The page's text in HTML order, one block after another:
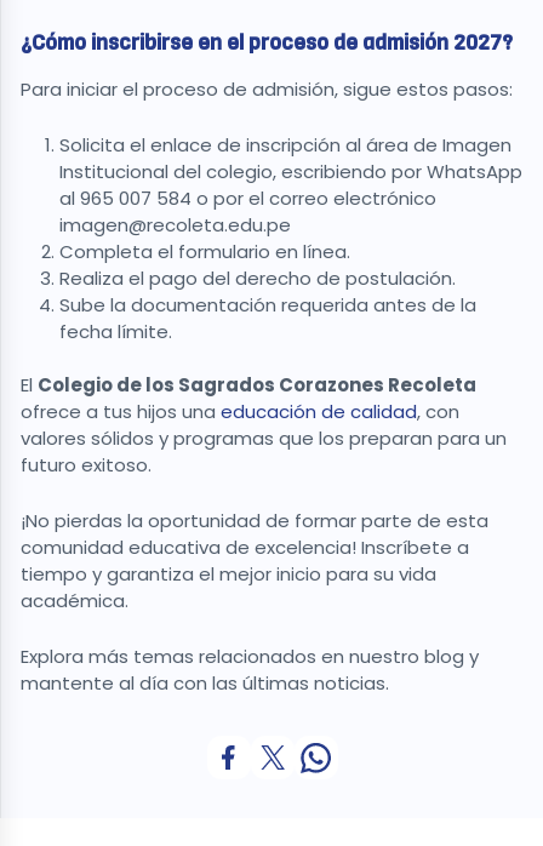
¿Cómo inscribirse en el proceso de admisión 2027?
Para iniciar el proceso de admisión, sigue estos pasos:
Solicita el enlace de inscripción al área de Imagen
Institucional del colegio, escribiendo por WhatsApp
al 965 007 584 o por el correo electrónico
imagen@recoleta.edu.pe
Completa el formulario en línea.
Realiza el pago del derecho de postulación.
Sube la documentación requerida antes de la
fecha límite.
El Colegio de los Sagrados Corazones Recoleta
ofrece a tus hijos una educación de calidad, con
valores sólidos y programas que los preparan para un
futuro exitoso.
¡No pierdas la oportunidad de formar parte de esta
comunidad educativa de excelencia! Inscríbete a
tiempo y garantiza el mejor inicio para su vida
académica.
Explora más temas relacionados en nuestro blog y
mantente al día con las últimas noticias.